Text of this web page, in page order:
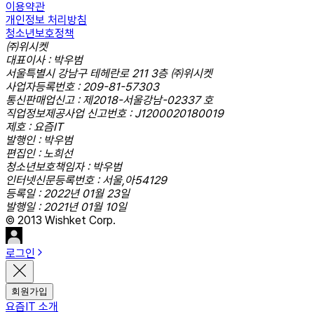
이용약관
개인정보 처리방침
청소년보호정책
㈜위시켓
대표이사 : 박우범
서울특별시 강남구 테헤란로 211 3층 ㈜위시켓
사업자등록번호 : 209-81-57303
통신판매업신고 : 제2018-서울강남-02337 호
직업정보제공사업 신고번호 : J1200020180019
제호 : 요즘IT
발행인 : 박우범
편집인 : 노희선
청소년보호책임자 : 박우범
인터넷신문등록번호 : 서울,아54129
등록일 : 2022년 01월 23일
발행일 : 2021년 01월 10일
© 2013 Wishket Corp.
로그인
회원가입
요즘IT 소개